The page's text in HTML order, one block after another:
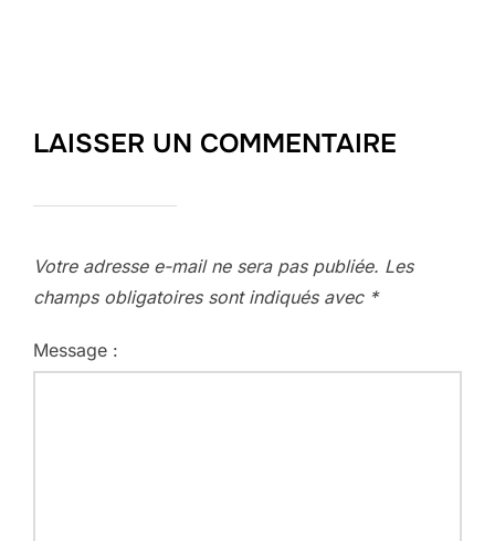
LAISSER UN COMMENTAIRE
Votre adresse e-mail ne sera pas publiée. Les
champs obligatoires sont indiqués avec *
Message :